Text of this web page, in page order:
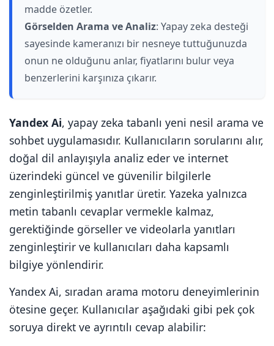
madde özetler.
Görselden Arama ve Analiz: Yapay zeka desteği
sayesinde kameranızı bir nesneye tuttuğunuzda
onun ne olduğunu anlar, fiyatlarını bulur veya
benzerlerini karşınıza çıkarır.
Yandex Ai, yapay zeka tabanlı yeni nesil arama ve
sohbet uygulamasıdır. Kullanıcıların sorularını alır,
doğal dil anlayışıyla analiz eder ve internet
üzerindeki güncel ve güvenilir bilgilerle
zenginleştirilmiş yanıtlar üretir. Yazeka yalnızca
metin tabanlı cevaplar vermekle kalmaz,
gerektiğinde görseller ve videolarla yanıtları
zenginleştirir ve kullanıcıları daha kapsamlı
bilgiye yönlendirir.
Yandex Ai, sıradan arama motoru deneyimlerinin
ötesine geçer. Kullanıcılar aşağıdaki gibi pek çok
soruya direkt ve ayrıntılı cevap alabilir: